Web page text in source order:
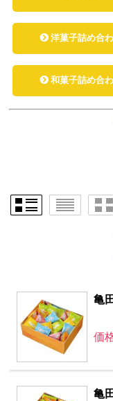
洋菓子詰め合
和菓子詰め合
亀
価
亀